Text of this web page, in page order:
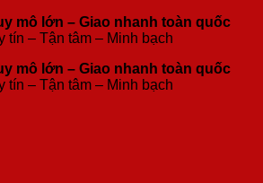
mô lớn – Giao nhanh toàn quốc
tín – Tận tâm – Minh bạch
mô lớn – Giao nhanh toàn quốc
tín – Tận tâm – Minh bạch